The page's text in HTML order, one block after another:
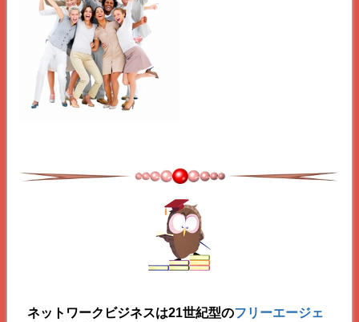
ネットワークビジネスは21世紀型のフリーエージェ